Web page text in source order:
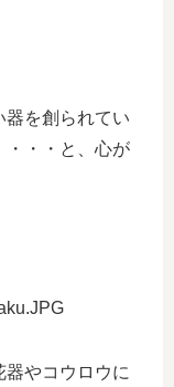
器を創られてい
・・・と、心が
器やコウロウに